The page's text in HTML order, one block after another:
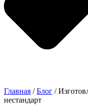
Главная /Блог /
нестандарт